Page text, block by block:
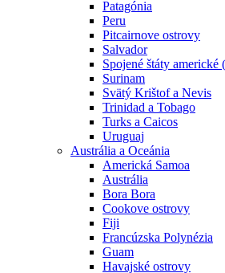
Patagónia
Peru
Pitcairnove ostrovy
Salvador
Spojené štáty americké
Surinam
Svätý Krištof a Nevis
Trinidad a Tobago
Turks a Caicos
Uruguaj
Austrália a Oceánia
Americká Samoa
Austrália
Bora Bora
Cookove ostrovy
Fiji
Francúzska Polynézia
Guam
Havajské ostrovy